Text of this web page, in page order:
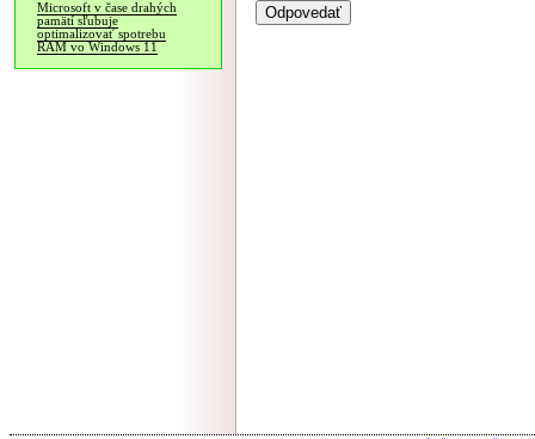
Microsoft v čase drahých
pamätí sľubuje
optimalizovať spotrebu
RAM vo Windows 11